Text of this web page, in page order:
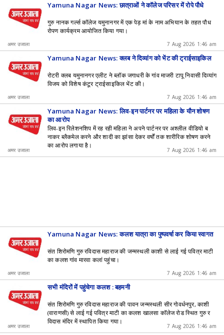
Yamuna Nagar News: छात्राओं ने कॉलेज परिसर में रोपे पौधे
गुरु नानक गर्ल्स कॉलेज यमुनानगर में एक पेड़ मां के नाम अभियान के तहत पौध
रोपण कार्यक्रम आयोजित किया गया।
अमर उजाला 7 Aug 2026 1:46 am
Yamuna Nagar News: क्लब ने दिव्यांग को भेंट की ट्राईसाइकिल
रोटरी क्लब यमुनानगर एलीट ने ब्लॉक जगाधरी के गांव माजरी टापू निवासी दिव्यांग
विजय को विशेष कंटूर ट्राईसाइकिल भेंट की।
अमर उजाला 7 Aug 2026 1:46 am
Yamuna Nagar News: लिव-इन पार्टनर पर महिला के यौन शोषण
का आरोप
लिव-इन रिलेशनशिप में रह रही महिला ने अपने पार्टनर पर अश्लील वीडियो ब
नाकर ब्लैकमेल करने और शादी का झांसा देकर वर्षों तक शारीरिक शोषण करने
का आरोप लगाया है।
अमर उजाला 7 Aug 2026 1:46 am
Yamuna Nagar News: कलश यात्रा का पुष्पवर्षा कर किया स्वागत
संत शिरोमणि गुरु रविदास महाराज की जन्मस्थली काशी से लाई गई पवित्र माटी
का कलश गांव मारवा कलां पहुंचा।
अमर उजाला 7 Aug 2026 1:46 am
सभी मंदिरों में पहुंचेगा कलश : बहमनी
संत शिरोमणि गुरु रविदास महाराज की पावन जन्मस्थली सीर गोवर्धनपुर, काशी
(वाराणसी) से लाई गई पवित्र माटी का कलश खालसा कॉलेज रोड स्थित गुरु र
विदास मंदिर में स्थापित किया गया।
अमर उजाला 7 Aug 2026 1:46 am